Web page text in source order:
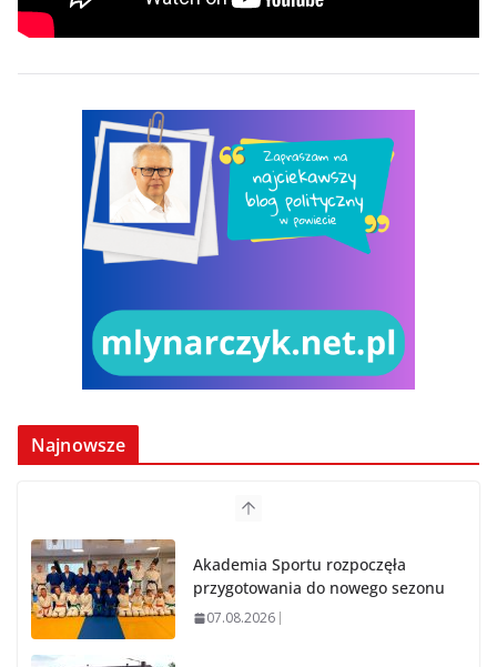
Najnowsze
Akademia Sportu rozpoczęła
przygotowania do nowego sezonu
07.08.2026